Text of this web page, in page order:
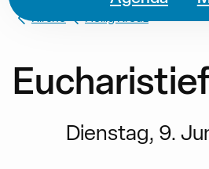
Kirche Heilig Kreuz
Dienstag, 9.